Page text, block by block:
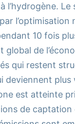
l’hydrogène.
l’optimisation
10 fois
global de
qui restent
deviennent plus
est atteinte
de captation